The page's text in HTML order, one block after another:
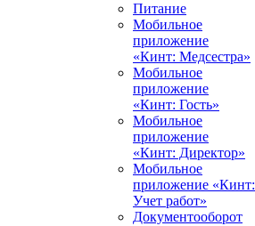
Питание
Мобильное
приложение
«Кинт: Медсестра»
Мобильное
приложение
«Кинт: Гость»
Мобильное
приложение
«Кинт: Директор»
Мобильное
приложение «Кинт:
Учет работ»
Документооборот